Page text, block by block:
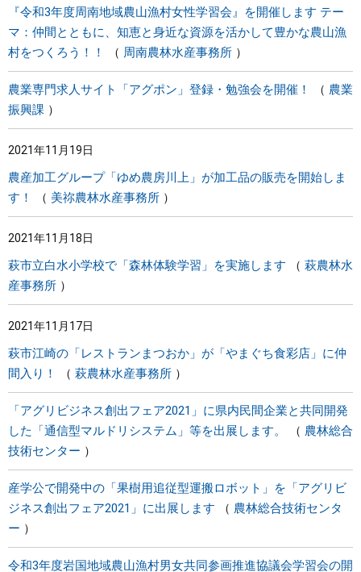
『令和3年度周南地域農山漁村女性学習会』を開催します テー
マ：仲間とともに、知恵と身近な資源を活かして豊かな農山漁
村をつくろう！！
周南農林水産事務所
農業専門求人サイト「アグポン」登録・勉強会を開催！
農業
振興課
2021年11月19日
農産加工グループ「ゆめ農房川上」が加工品の販売を開始しま
す！
美祢農林水産事務所
2021年11月18日
萩市立白水小学校で「森林体験学習」を実施します
萩農林水
産事務所
2021年11月17日
萩市江崎の「レストランまつおか」が「やまぐち食彩店」に仲
間入り！
萩農林水産事務所
「アグリビジネス創出フェア2021」に県内民間企業と共同開発
した「通信型マルドリシステム」等を出展します。
農林総合
技術センター
産学公で開発中の「果樹用追従型運搬ロボット」を「アグリビ
ジネス創出フェア2021」に出展します
農林総合技術センタ
ー
令和3年度岩国地域農山漁村男女共同参画推進協議会学習会の開